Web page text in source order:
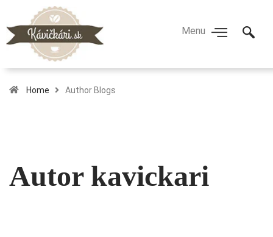
Home Author Blogs
Autor kavickari